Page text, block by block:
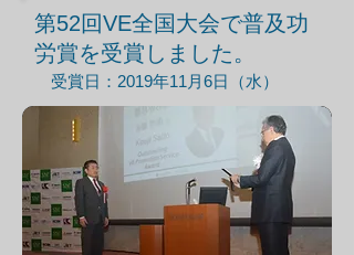
第52回VE全国大会で普及功
労賞を受賞しました。
受賞日：2019年11月6日（水）